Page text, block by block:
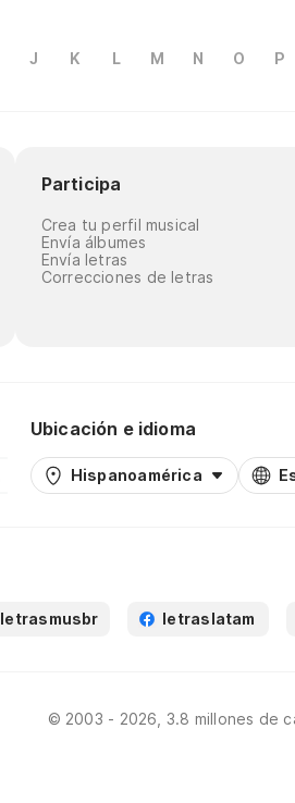
J K L M N O P
Participa
Crea tu perfil musical
Envía álbumes
Envía letras
Correcciones de letras
Ubicación e idioma
Hispanoamérica
letrasmusbr letraslatam
© 2003 - 2026, 3.8 millones de